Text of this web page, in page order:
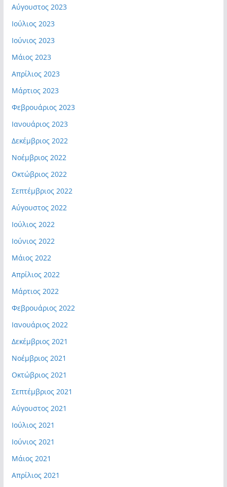
Αύγουστος 2023
Ιούλιος 2023
Ιούνιος 2023
Μάιος 2023
Απρίλιος 2023
Μάρτιος 2023
Φεβρουάριος 2023
Ιανουάριος 2023
Δεκέμβριος 2022
Νοέμβριος 2022
Οκτώβριος 2022
Σεπτέμβριος 2022
Αύγουστος 2022
Ιούλιος 2022
Ιούνιος 2022
Μάιος 2022
Απρίλιος 2022
Μάρτιος 2022
Φεβρουάριος 2022
Ιανουάριος 2022
Δεκέμβριος 2021
Νοέμβριος 2021
Οκτώβριος 2021
Σεπτέμβριος 2021
Αύγουστος 2021
Ιούλιος 2021
Ιούνιος 2021
Μάιος 2021
Απρίλιος 2021